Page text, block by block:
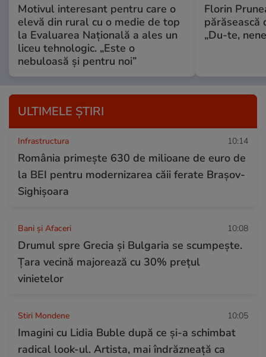
Motivul interesant pentru care o
elevă din rural cu o medie de top
la Evaluarea Națională a ales un
liceu tehnologic. „Este o
nebuloasă și pentru noi”
Florin
părăsească
„Du-te,
ULTIMELE ȘTIRI
Infrastructura 10:14
România primește 630 de milioane de euro de
la BEI pentru modernizarea căii ferate Brașov-
Sighișoara
Bani și Afaceri 10:08
Drumul spre Grecia și Bulgaria se scumpește.
Țara vecină majorează cu 30% prețul
vinietelor
Stiri Mondene 10:05
Imagini cu Lidia Buble după ce și-a schimbat
radical look-ul. Artista, mai îndrăzneață ca